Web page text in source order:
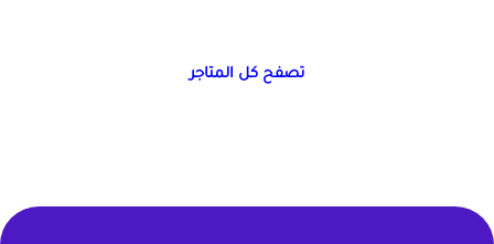
تصفح كل المتاجر